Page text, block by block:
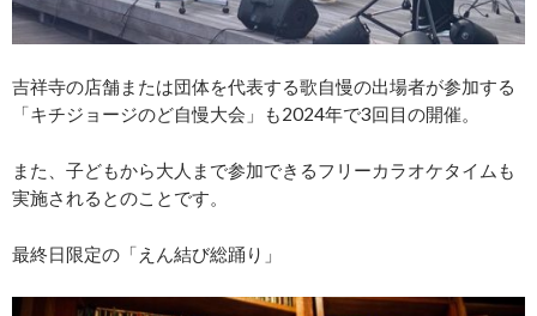
吉祥寺の店舗または団体を代表する歌自慢の出場者が参加する
「キチジョージのど自慢大会」も2024年で3回目の開催。
また、子どもから大人まで参加できるフリーカラオケタイムも
実施されるとのことです。
最終日限定の「えん結び総踊り」